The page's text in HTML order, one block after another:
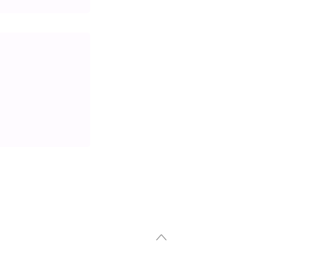
ています！